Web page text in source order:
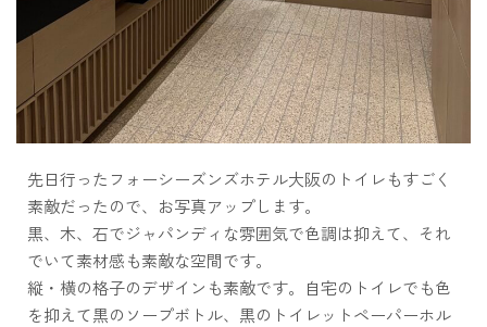
先日行ったフォーシーズンズホテル大阪のトイレもすごく
素敵だったので、お写真アップします。
黒、木、石でジャパンディな雰囲気で色調は抑えて、それ
でいて素材感も素敵な空間です。
縦・横の格子のデザインも素敵です。自宅のトイレでも色
を抑えて黒のソープボトル、黒のトイレットペーパーホル